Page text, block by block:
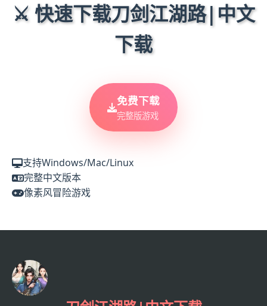
⚔️ 快速下载刀剑江湖路|中文
下载
免费下载
完整版游戏
支持Windows/Mac/Linux
完整中文版本
像素风冒险游戏